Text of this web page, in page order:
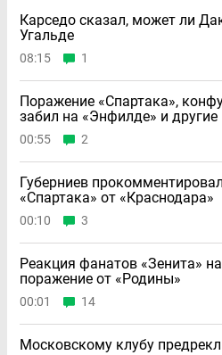
Карседо сказал, может ли
Угальде
08:15 1
Поражение «Спартака»,
забил на «Энфилде» и другие
00:55 2
Губерниев
«Спартака» от «Краснодара»
00:10 3
Реакция фанатов «Зенита»
поражение от «Родины»
00:01 14
Московскому клубу